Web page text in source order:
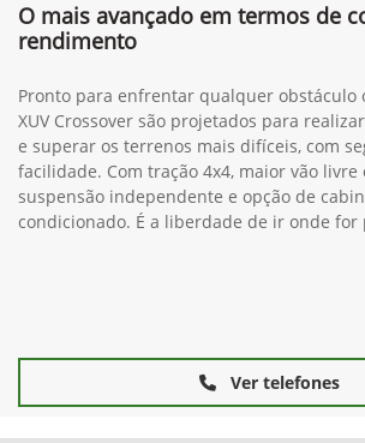
O mais avançado em termos de
rendimento
Pronto para enfrentar qualquer obstáculo
XUV Crossover são projetados para
e superar os terrenos mais difíceis, com
facilidade. Com tração 4x4, maior vão livre
suspensão independente e opção de
condicionado. É a liberdade de ir onde for
Ver telefones